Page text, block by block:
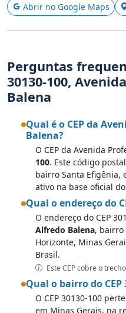
Abrir no Google Maps
Perguntas
30130-100,
Balena
Qual é o CEP da
Balena?
O CEP da Avenida
100. Este código
bairro Santa Efigênia,
ativo na base oficial
Qual o endereço do
O endereço do CEP
Alfredo Balena, bairro
Horizonte, Minas
Brasil.
Este CEP cobre o trecho
Qual o bairro do CEP
O CEP 30130-100
em Minas Gerais, na